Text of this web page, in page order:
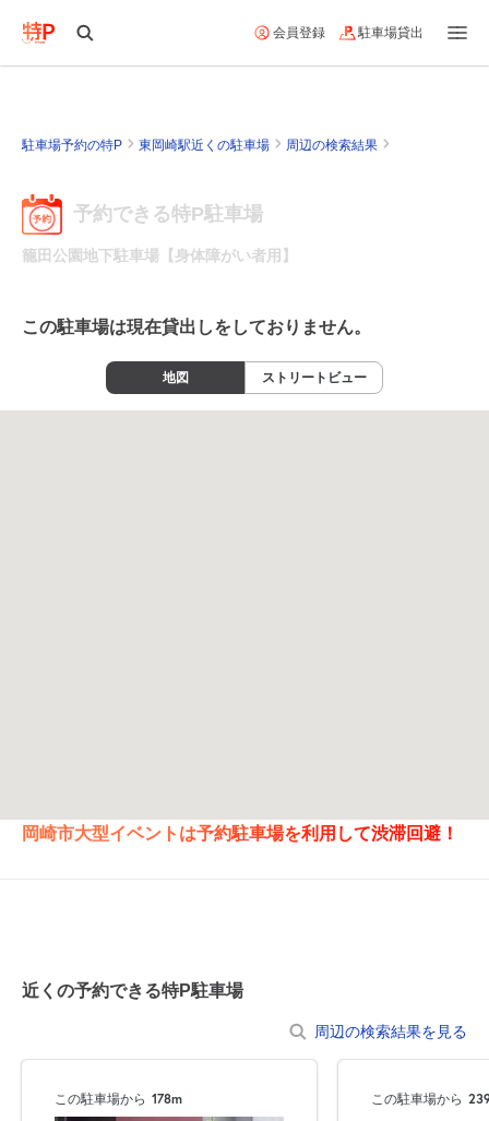
会員登録 駐車場貸出
駐車場予約の特P 東岡崎駅近くの駐車場 周辺の検索結果
予約できる特P駐車場
籠田公園地下駐車場【身体障がい者用】
この駐車場は現在貸出しをしておりません。
地図 ストリートビュー
岡崎市大型イベントは予約駐車場を利用して渋滞回避！
近くの予約できる特P駐車場
周辺の検索結果を見る
この駐車場から 178m この駐車場から